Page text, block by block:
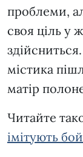
проблеми,
своя ціль у
містика
матір
Читайте
імітують